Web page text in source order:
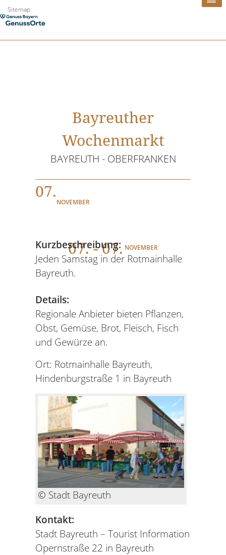
Zum
Inhalt
Sitemap
Bayreuther
Wochenmarkt
BAYREUTH - OBERFRANKEN
07.
NOVEMBER
07. - 07. NOVEMBER
Kurzbeschreibung:
Jeden Samstag in der Rotmainhalle
Bayreuth.
Details:
Regionale Anbieter bieten Pflanzen,
Obst, Gemüse, Brot, Fleisch, Fisch
und Gewürze an.
Ort: Rotmainhalle Bayreuth,
Hindenburgstraße 1 in Bayreuth
© Stadt Bayreuth
Kontakt:
Stadt Bayreuth – Tourist Information
Opernstraße 22 in Bayreuth